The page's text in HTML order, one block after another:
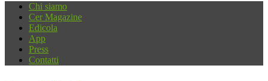
Chi siamo
Cer Magazine
Edicola
App
Press
Contatti